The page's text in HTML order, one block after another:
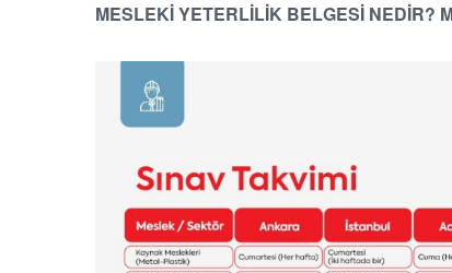
MESLEKİ YETERLİLİK BELGESİ NEDİR?